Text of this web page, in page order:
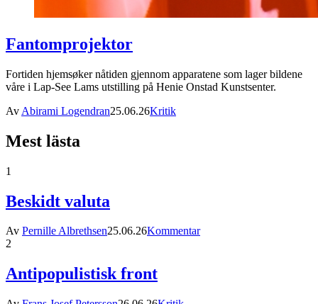
Fantomprojektor
Fortiden hjemsøker nåtiden gjennom apparatene som lager bildene
våre i Lap-See Lams utstilling på Henie Onstad Kunstsenter.
Av Abirami Logendran25.06.26Kritik
Mest lästa
1
Beskidt valuta
Av Pernille Albrethsen25.06.26Kommentar
2
Antipopulistisk front